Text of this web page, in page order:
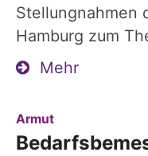
Stellungnahmen
Hamburg zum
Mehr
Armut: